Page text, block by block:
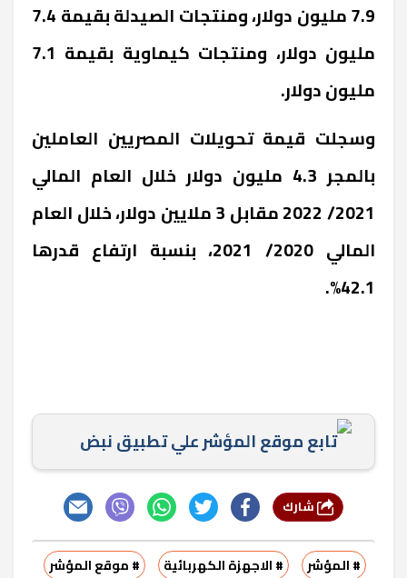
7.9 مليون دولار، ومنتجات الصيدلة بقيمة 7.4
مليون دولار، ومنتجات كيماوية بقيمة 7.1
مليون دولار.
وسجلت قيمة تحويلات المصريين العاملين
بالمجر 4.3 مليون دولار خلال العام المالي
2021/ 2022 مقابل 3 ملايين دولار، خلال العام
المالي 2020/ 2021، بنسبة ارتفاع قدرها
42.1%.
تابع موقع المؤشر علي تطبيق نبض
# المؤشر # الاجهزة الكهربائية
# موقع المؤشر